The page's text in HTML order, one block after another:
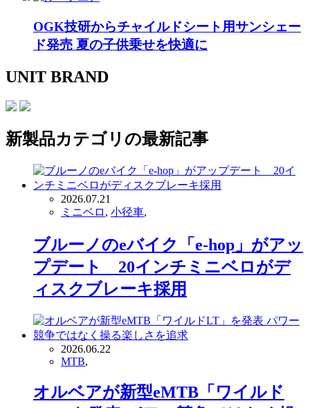
OGK技研からチャイルドシート用サンシェー
ド発売 夏の子供乗せを快適に
UNIT BRAND
新製品カテゴリの最新記事
2026.07.21
ミニベロ , 小径車,
ブルーノのeバイク「e-hop」がアッ
プデート 20インチミニベロがデ
ィスクブレーキ採用
2026.06.22
MTB,
オルベアが新型eMTB「ワイルド